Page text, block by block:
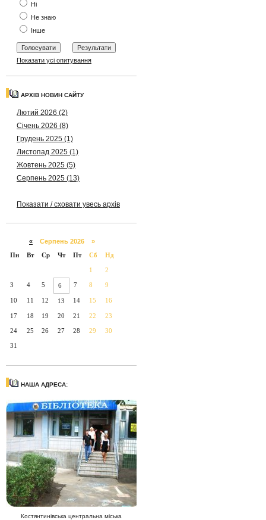
Ні
Не знаю
Інше
Показати усі опитування
АРХІВ НОВИН САЙТУ
Лютий 2026 (2)
Січень 2026 (8)
Грудень 2025 (1)
Листопад 2025 (1)
Жовтень 2025 (5)
Серпень 2025 (13)
Показати / сховати увесь архів
« Серпень 2026 »
Пн
Вт Ср Чт Пт Сб Нд
1 2
3 4 5 6 7 8 9
10 11 12 13 14 15 16
17 18 19 20 21 22 23
24 25 26 27 28 29 30
31
НАША АДРЕСА:
Костянтинівська центральна міська